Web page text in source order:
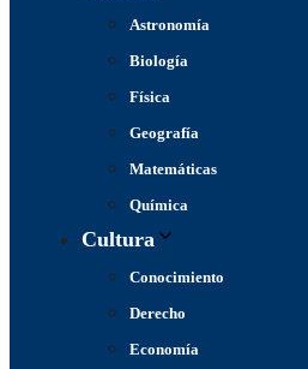
Astronomía
Biología
Física
Geografía
Matemáticas
Química
Cultura
Conocimiento
Derecho
Economía